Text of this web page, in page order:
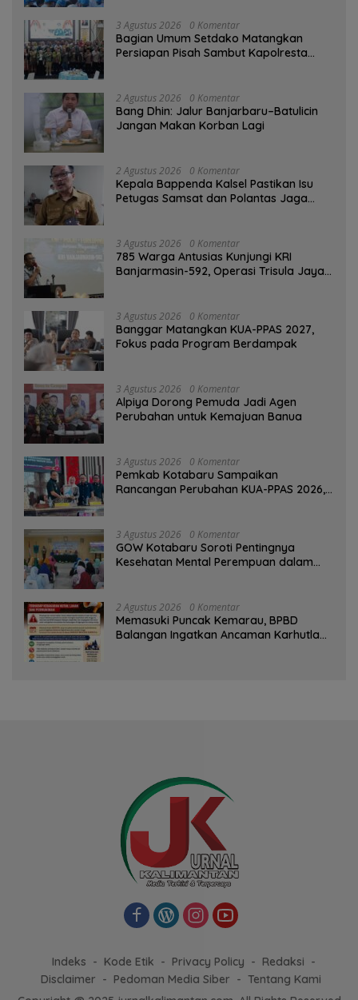
3 Agustus 2026 0 Komentar
Bagian Umum Setdako Matangkan
Persiapan Pisah Sambut Kapolresta
2 Agustus 2026 0 Komentar
Bang Dhin: Jalur Banjarbaru–Batulicin
Jangan Makan Korban Lagi
2 Agustus 2026 0 Komentar
Kepala Bappenda Kalsel Pastikan Isu
Petugas Samsat dan Polantas Jaga
3 Agustus 2026 0 Komentar
785 Warga Antusias Kunjungi KRI
Banjarmasin-592, Operasi Trisula Jaya
3 Agustus 2026 0 Komentar
‎Banggar Matangkan KUA-PPAS 2027,
Fokus pada Program Berdampak
3 Agustus 2026 0 Komentar
‎Alpiya Dorong Pemuda Jadi Agen
Perubahan untuk Kemajuan Banua ‎
3 Agustus 2026 0 Komentar
Pemkab Kotabaru Sampaikan
Rancangan Perubahan KUA-PPAS 2026,
3 Agustus 2026 0 Komentar
GOW Kotabaru Soroti Pentingnya
Kesehatan Mental Perempuan dalam
2 Agustus 2026 0 Komentar
Memasuki Puncak Kemarau, BPBD
Balangan Ingatkan Ancaman Karhutla
Indeks Kode Etik Privacy Policy
Redaksi
Disclaimer
Pedoman Media Siber
Tentang Kami